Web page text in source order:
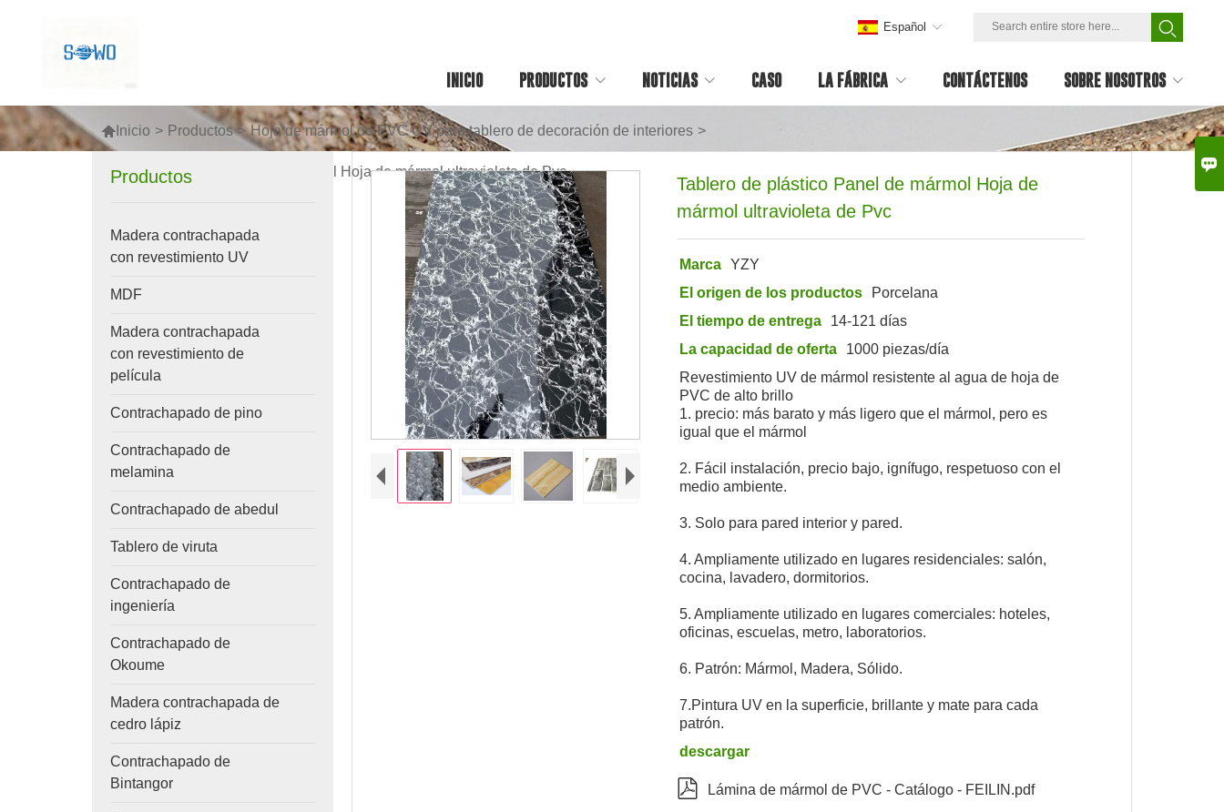
INICIO PRODUCTOS NOTICIAS CASO LA FÁBRICA CONTÁCTENOS SOBRE NOSOTROS
Español
Inicio > Productos > Hoja de mármol de PVC UV para tablero de decoración de interiores >
Tablero de plástico Panel de mármol Hoja de mármol ultravioleta de Pvc
Productos
Madera contrachapada
con revestimiento UV
MDF
Madera contrachapada
con revestimiento de
película
Contrachapado de pino
Contrachapado de
melamina
Contrachapado de abedul
Tablero de viruta
Contrachapado de
ingeniería
Contrachapado de
Okoume
Madera contrachapada de
cedro lápiz
Contrachapado de
Bintangor
Tablero de plástico Panel de mármol Hoja de
mármol ultravioleta de Pvc
Marca
YZY
El origen de los productos
Porcelana
El tiempo de entrega
14-121 días
La capacidad de oferta
1000 piezas/día
Revestimiento UV de mármol resistente al agua de hoja de
PVC de alto brillo
1. precio: más barato y más ligero que el mármol, pero es
igual que el mármol
2. Fácil instalación, precio bajo, ignífugo, respetuoso con el
medio ambiente.
3. Solo para pared interior y pared.
4. Ampliamente utilizado en lugares residenciales: salón,
cocina, lavadero, dormitorios.
5. Ampliamente utilizado en lugares comerciales: hoteles,
oficinas, escuelas, metro, laboratorios.
6. Patrón: Mármol, Madera, Sólido.
7.Pintura UV en la superficie, brillante y mate para cada
patrón.
descargar
 Lámina de mármol de PVC - Catálogo - FEILIN.pdf
